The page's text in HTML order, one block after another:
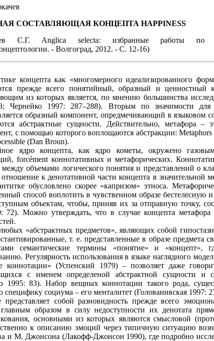
СОСТАВЛЯЮЩАЯ КОНЦЕПТА HAPPINESS
С.Г. Anglica selecta: избранные работы по
- Волгоград, 2012. - С. 12-16)
концепта как «многомерного идеализированного
прежде всего понятийный, образный и ценностный
из которых является, по мнению большинства
Чернейко 1997: 287–288). Вторым по значимости для
образный компонент, опредмечивающий в языковом
абстрактные сущности. Действительно, метафора –
с помощью которого воплощаются абстракции:
(Dan Broun).
ядро концепта, как ядро кометы, окружено
forcément коннотативных и метафорических.
между объемами логического понятия и представлений о
к денотативной части концепта в значительной
обусловлено скорее «капризом» этноса.
способ воплотить в чувственном образе
объектам, чтобы, приняв их за отправную точку,
Можно утверждать, что в случае концепта метафора
«абстрактных предметов», являющих собой
т. е. представленные в образе предмета
семантические термины «понятие» и «концепт»,
Регулярность использования в языке наглядного
(Успенский 1979) – позволяет даже
с именем определеной абстрактной сущности и
1995: 83). Набор вещных коннотации такого рода,
социума – его менталитет (Голованивская 1997:
собой разновидность прежде всего
главным образом в силу недоступности их денотата
основными из которых являются смысловой
к описанию эмоций через типичную ситуацию
и М. Джонсона (Лакофф-Джонсон 1990), где подробно